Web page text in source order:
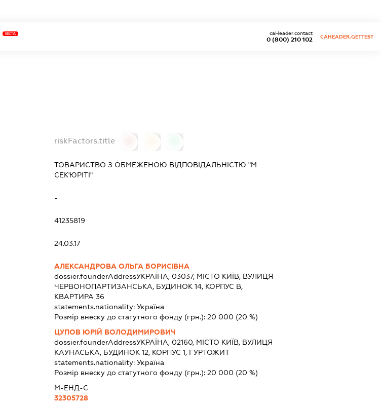
BETA
0 (800) 210 102
caHeader.contact
CAHEADER.GETTEST
riskFactors.title
ТОВАРИСТВО З ОБМЕЖЕНОЮ ВІДПОВІДАЛЬНІСТЮ "М
СЕК'ЮРІТІ"
-
41235819
24.03.17
АЛЕКСАНДРОВА ОЛЬГА БОРИСІВНА
dossier.founderAddressУКРАЇНА, 03037, МІСТО КИЇВ, ВУЛИЦЯ
ЧЕРВОНОПАРТИЗАНСЬКА, БУДИНОК 14, КОРПУС В,
КВАРТИРА 36
statements.nationality: Україна
Розмір внеску до статутного фонду (грн.): 20 000 (20 %)
ЦУПОВ ЮРІЙ ВОЛОДИМИРОВИЧ
dossier.founderAddressУКРАЇНА, 02160, МІСТО КИЇВ, ВУЛИЦЯ
КАУНАСЬКА, БУДИНОК 12, КОРПУС 1, ГУРТОЖИТ
statements.nationality: Україна
Розмір внеску до статутного фонду (грн.): 20 000 (20 %)
М-ЕНД-С
32305728